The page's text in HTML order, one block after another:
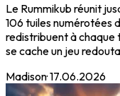
Le Rummikub réunit
106 tuiles numérotées
redistribuent à chaque
se cache un jeu
Madison·17.06.2026